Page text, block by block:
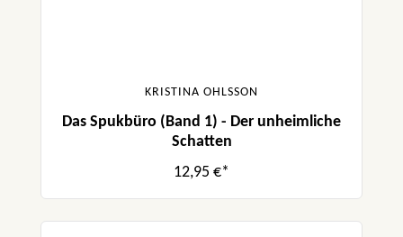
KRISTINA OHLSSON
Das Spukbüro (Band 1) - Der unheimliche
Schatten
12,95 €*